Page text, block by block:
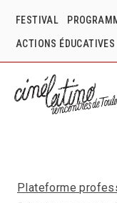
FESTIVAL
ACTIONS ÉDUCATIVES
Plateforme